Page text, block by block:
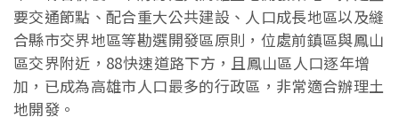
要交通節點、配合重大公共建設、人口成長地區以及縫
合縣市交界地區等勘選開發區原則，位處前鎮區與鳳山
區交界附近，88快速道路下方，且鳳山區人口逐年增
加，已成為高雄市人口最多的行政區，非常適合辦理土
地開發。